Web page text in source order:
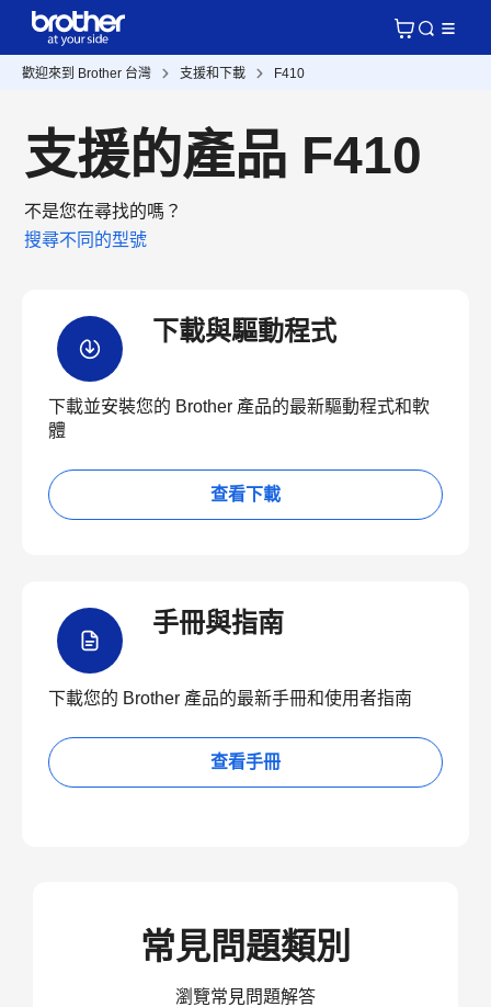
歡迎來到 Brother 台灣 支援和下載 F410
支援的產品 F410
不是您在尋找的嗎？
搜尋不同的型號
下載與驅動程式
下載並安裝您的 Brother 產品的最新驅動程式和軟
體
查看下載
手冊與指南
下載您的 Brother 產品的最新手冊和使用者指南
查看手冊
常見問題類別
瀏覽常見問題解答